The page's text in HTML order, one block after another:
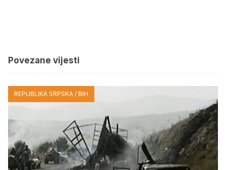
Povezane vijesti
REPUBLIKA SRPSKA / BIH